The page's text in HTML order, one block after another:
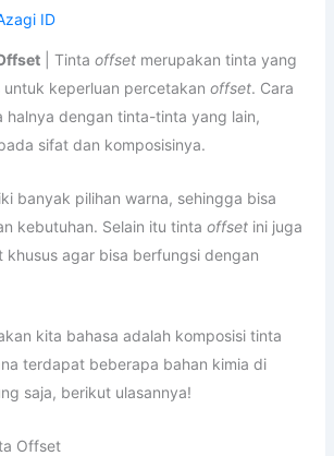
ID
| Tinta offsetmerupakan tinta yang
keperluan percetakan offset. Cara
halnya dengan tinta-tinta yang lain,
sifat dan komposisinya.
banyak pilihan warna, sehingga bisa
kebutuhan. Selain itu tinta offsetini juga
khusus agar bisa berfungsi dengan
kita bahasa adalah komposisi tinta
terdapat beberapa bahan kimia di
saja, berikut ulasannya!
Offset